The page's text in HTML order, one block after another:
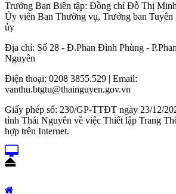
Trưởng Ban Biên tập: Đồng chí Đỗ Thị
Ủy viên Ban Thường vụ, Trưởng ban Tuyên
ủy
Địa chỉ: Số 28 - Đ.Phan Đình Phùng -
Nguyên
Điện thoại: 0208 3855.529 | Email:
vanthu.btgtu@thainguyen.gov.vn
Giấy phép số: 230/GP-TTĐT ngày 23/12/
tỉnh Thái Nguyên về việc Thiết lập Trang
hợp trên Internet.